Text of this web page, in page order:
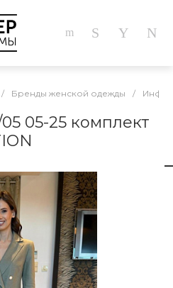
/ Бренды женской одежды /
05-25 комплект